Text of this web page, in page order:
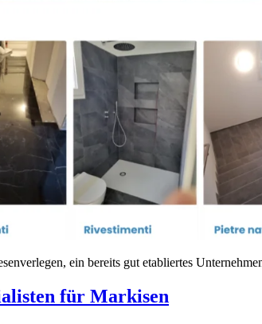
ein bereits gut etabliertes
für Markisen